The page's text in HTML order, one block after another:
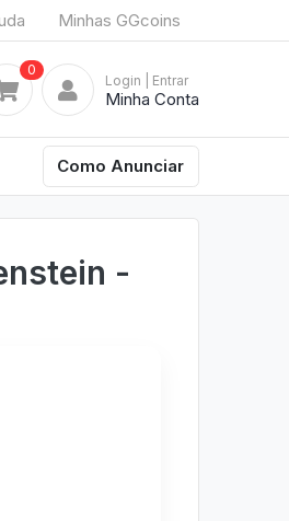
Minhas GGcoins
0
Login | Entrar
Minha Conta
Como Anunciar
-